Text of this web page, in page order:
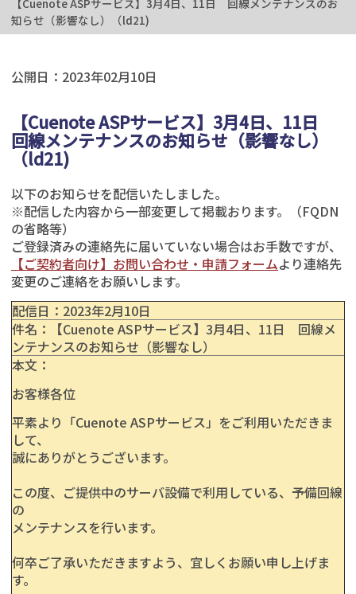
【Cuenote ASPサービス】3月4日、11日 回線メンテナンスのお
知らせ（影響なし）（ld21)
公開日： 2023年02月10日
【Cuenote ASPサービス】3月4日、11日
回線メンテナンスのお知らせ（影響なし）
（ld21)
以下のお知らせを配信いたしました。
※配信した内容から一部変更して掲載おります。（FQDN
の省略等）
ご登録済みの連絡先に届いていない場合はお手数ですが、
【ご契約者向け】お問い合わせ・申請フォームより連絡先
変更のご連絡をお願いします。
配信日： 2023年2月10日
件名：【Cuenote ASPサービス】3月4日、11日 回線メ
ンテナンスのお知らせ（影響なし）
本文：
お客様各位
平素より「Cuenote ASPサービス」をご利用いただきま
して、
誠にありがとうございます。
この度、ご提供中のサーバ設備で利用している、予備回線
の
メンテナンスを行います。
何卒ご了承いただきますよう、宜しくお願い申し上げま
す。